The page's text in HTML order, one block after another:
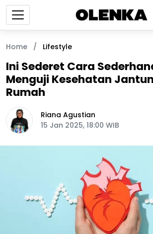
Home / Lifestyle
Ini Sederet Cara
Menguji Kesehatan
Rumah
Riana Agustian
15 Jan 2025, 18:00 WIB